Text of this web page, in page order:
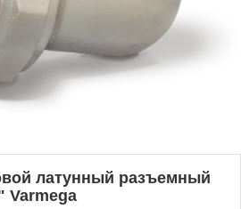
латунный разъемный
Varmega